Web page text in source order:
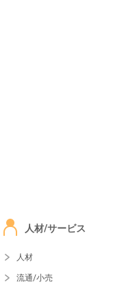
人材/サービス
人材
流通/小売